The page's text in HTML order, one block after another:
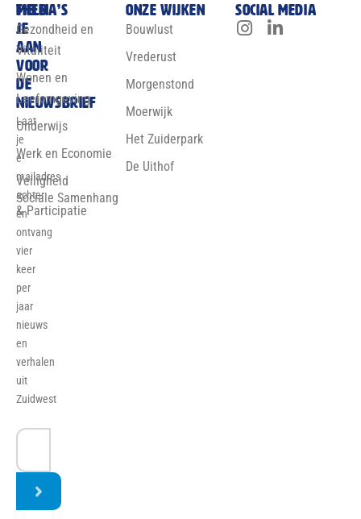
Meld
je
aan
voor
de
nieuwsbrief
Laat
je
e-
mailadres
achter
en
ontvang
vier
keer
per
jaar
nieuws
en
verhalen
uit
Zuidwest
Thema’s
Gezondheid en
Vitaliteit
Wonen en
Leefomgeving
Onderwijs
Werk en Economie
Veiligheid
Sociale Samenhang
& Participatie
Onze wijken
Bouwlust
Vrederust
Morgenstond
Moerwijk
Het Zuiderpark
De Uithof
Social media